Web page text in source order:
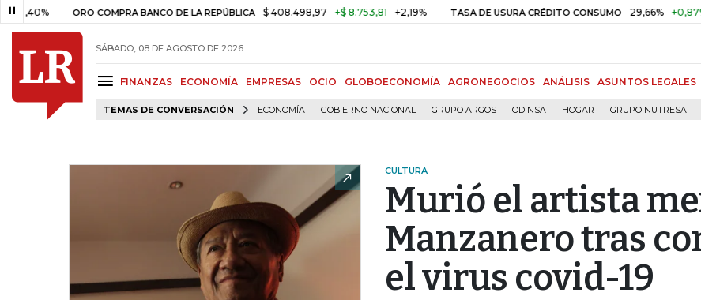
ORO COMPRA BANCO DE LA REPÚBLICA $ 408.498,97 +$ 8.753,81 +2,19% TASA DE USURA CRÉDITO CONSUMO 29,66% +0,87%
SÁBADO, 08 DE AGOSTO DE 2026
FINANZAS ECONOMÍA EMPRESAS OCIO GLOBOECONOMÍA AGRONEGOCIOS ANÁLISIS ASUNTOS LEGALES
TEMAS DE CONVERSACIÓN ECONOMÍA GOBIERNO NACIONAL GRUPO ARGOS ODINSA HOGAR GRUPO NUTRESA
CULTURA
Murió el artista
Manzanero tras
el virus covid-19